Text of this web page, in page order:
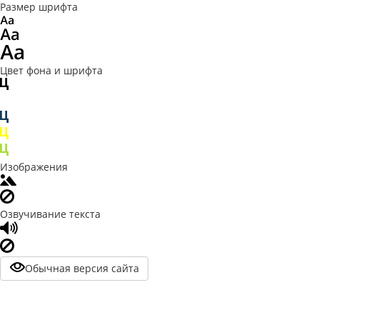
Размер шрифта
Цвет фона и шрифта
Изображения
Озвучивание текста
Обычная версия сайта